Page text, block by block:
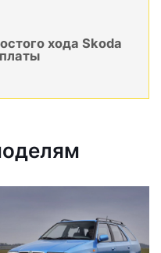
хода Skoda